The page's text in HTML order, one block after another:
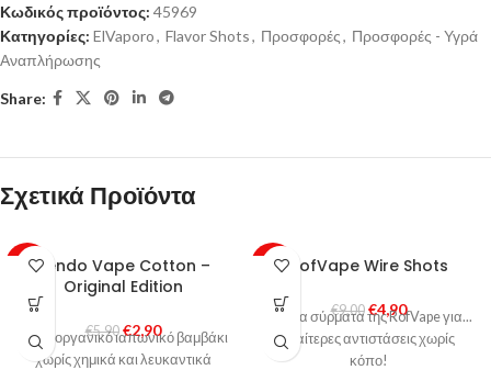
Κωδικός προϊόντος: 45969
Κατηγορίες: ElVaporo, Flavor Shots, Προσφορές, Προσφορές - Υγρά
Αναπλήρωσης
Share:
Σχετικά Προϊόντα
-51%Kendo Vape Cotton –
Original Edition
€5,90 €2,90
100% οργανικό ιαπωνικό βαμβάκι
χωρίς χημικά και λευκαντικά
-46%
HOT
RofVape Wire Shots
€9,00 €4,90
Έτοιμα σύρματα της RofVape για...
ιδιαίτερες αντιστάσεις χωρίς
κόπο!